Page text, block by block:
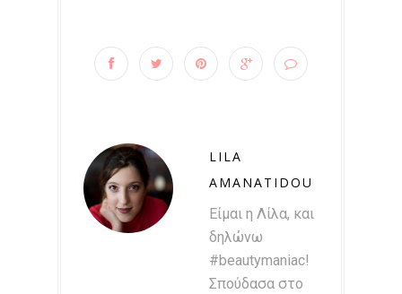
LILA
AMANATIDOU
Είμαι η Λίλα, και
δηλώνω
#beautymaniac!
Σπούδασα στο